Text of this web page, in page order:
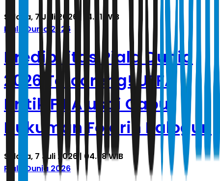
Selasa, 7 Juli 2026 | 14.41 WIB
Piala Dunia 2026
Kredibilitas Piala Dunia
2026 Tercoreng! UEFA
Kritik FIFA usai Cabut
Hukuman Folarin Balogun
Selasa, 7 Juli 2026 | 04.58 WIB
Piala Dunia 2026